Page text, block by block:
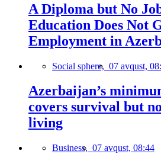
A Diploma but No
Education Does Not
Employment in
Social sphere, 07 avqust,
Azerbaijan’s
covers survival but
living
Business, 07 avqust, 08:44